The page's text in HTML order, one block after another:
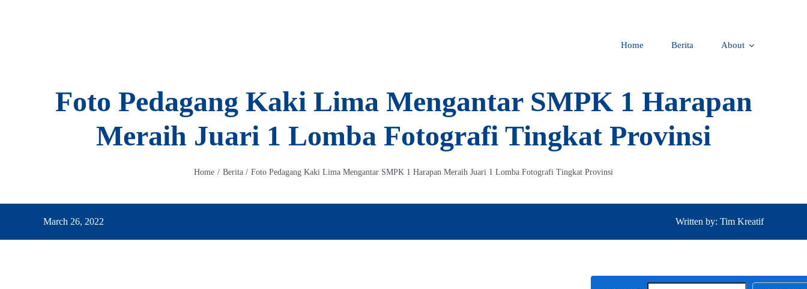
Home Berita About
Foto Pedagang Kaki Lima Mengantar SMPK 1 Harapan
Meraih Juari 1 Lomba Fotografi Tingkat Provinsi
Home Berita Foto Pedagang Kaki Lima Mengantar SMPK 1 Harapan Meraih Juari 1 Lomba Fotografi Tingkat Provinsi
March 26, 2022 Written by: Tim Kreatif